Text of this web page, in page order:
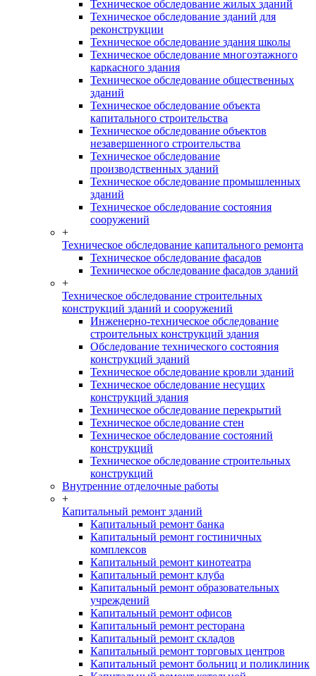
Техническое обследование жилых зданий
Техническое обследование зданий для
реконструкции
Техническое обследование здания школы
Техническое обследование многоэтажного
каркасного здания
Техническое обследование общественных
зданий
Техническое обследование объекта
капитального строительства
Техническое обследование объектов
незавершенного строительства
Техническое обследование
производственных зданий
Техническое обследование промышленных
зданий
Техническое обследование состояния
сооружений
+
Техническое обследование капитального ремонта
Техническое обследование фасадов
Техническое обследование фасадов зданий
+
Техническое обследование строительных
конструкций зданий и сооружений
Инженерно-техническое обследование
строительных конструкций здания
Обследование технического состояния
конструкций зданий
Техническое обследование кровли зданий
Техническое обследование несущих
конструкций здания
Техническое обследование перекрытий
Техническое обследование стен
Техническое обследование состояний
конструкций
Техническое обследование строительных
конструкций
Внутренние отделочные работы
+
Капитальный ремонт зданий
Капитальный ремонт банка
Капитальный ремонт гостиничных
комплексов
Капитальный ремонт кинотеатра
Капитальный ремонт клуба
Капитальный ремонт образовательных
учреждений
Капитальный ремонт офисов
Капитальный ремонт ресторана
Капитальный ремонт складов
Капитальный ремонт торговых центров
Капитальный ремонт больниц и поликлиник